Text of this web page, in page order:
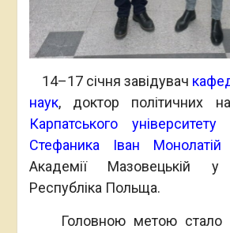
14–17 січня завідувач
наук, доктор політичних
Карпатського
Стефаника
Іван Монолатій
Академії Мазовецькій
Республіка Польща.
Головною метою стало